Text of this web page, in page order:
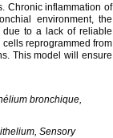
Chronic inflammation of
environment, the
due to a lack of reliable
reprogrammed from
This model will ensure
bronchique,
Sensory